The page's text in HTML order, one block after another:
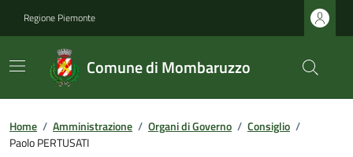
Regione Piemonte
Comune di Mombaruzzo
Home / Amministrazione / Organi di Governo / Consiglio /
Paolo PERTUSATI